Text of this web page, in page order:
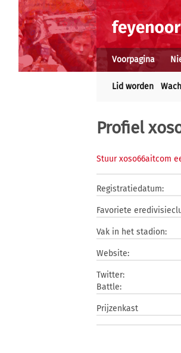
Voorpagina
Lid worden
Profiel
Stuur xoso66aitcom
Registratiedatum:
Favoriete
Vak in het stadion:
Website:
Twitter:
Battle:
Prijzenkast